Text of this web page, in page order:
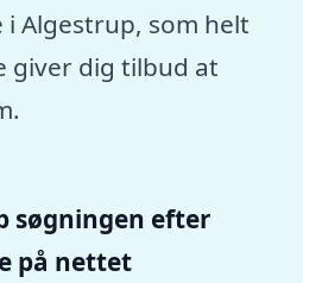
Algestrup, som helt
giver dig tilbud at
søgningen efter
på nettet